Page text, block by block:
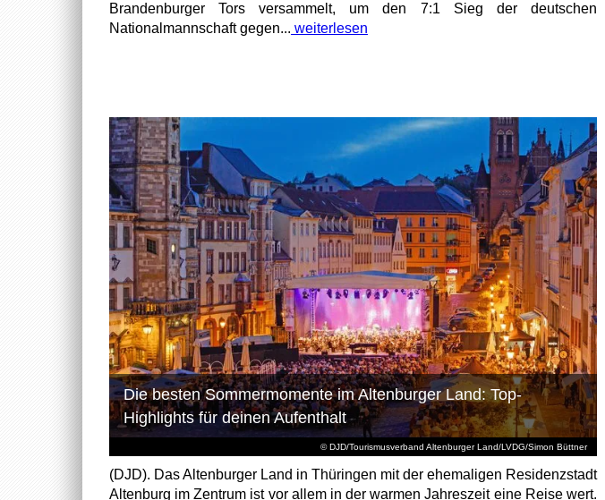
Brandenburger Tors versammelt, um den 7:1 Sieg der deutschen
Nationalmannschaft gegen... weiterlesen
© DJD/Tourismusverband Altenburger Land/LVDG/Simon Büttner
Die besten Sommermomente im Altenburger Land: Top-
Highlights für deinen Aufenthalt
(DJD). Das Altenburger Land in Thüringen mit der ehemaligen Residenzstadt
Altenburg im Zentrum ist vor allem in der warmen Jahreszeit eine Reise wert.